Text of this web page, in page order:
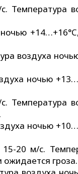
Температура
воздуха
ночью
Температура
ночью
20 м/с.
гроза.